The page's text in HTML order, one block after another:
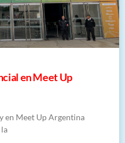
en Meet Up
en Meet Up Argentina